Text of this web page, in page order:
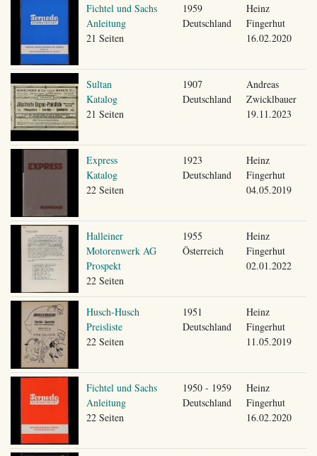
Fichtel und Sachs
Anleitung
21 Seiten
1959
Deutschland
Heinz
Fingerhut
16.02.2020
Sultan
Katalog
21 Seiten
1907
Deutschland
Andreas
Zwicklbauer
19.11.2023
Express
Katalog
22 Seiten
1923
Deutschland
Heinz
Fingerhut
04.05.2019
Halleiner
Motorenwerk AG
Prospekt
22 Seiten
1955
Österreich
Heinz
Fingerhut
02.01.2022
Husch-Husch
Preisliste
22 Seiten
1951
Deutschland
Heinz
Fingerhut
11.05.2019
Fichtel und Sachs
Anleitung
22 Seiten
1950 - 1959
Deutschland
Heinz
Fingerhut
16.02.2020